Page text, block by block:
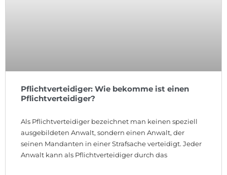
Pflichtverteidiger: Wie bekomme ist einen
Pflichtverteidiger?
Als Pflichtverteidiger bezeichnet man keinen speziell
ausgebildeten Anwalt, sondern einen Anwalt, der
seinen Mandanten in einer Strafsache verteidigt. Jeder
Anwalt kann als Pflichtverteidiger durch das